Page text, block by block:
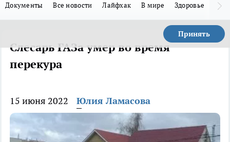
Документы Все новости Лайфхак В мире Здоровье
Принять
Слесарь ГАЗа умер во время
перекура
15 июня 2022 Юлия Ламасова